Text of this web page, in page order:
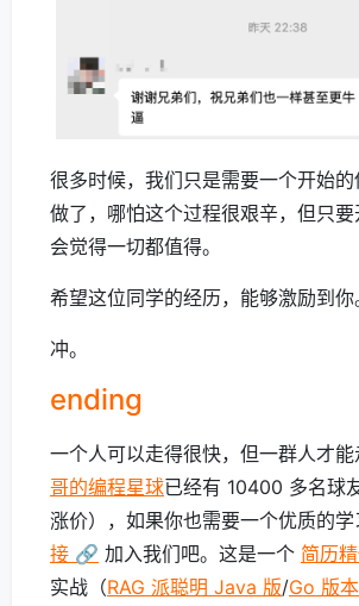
很多时候，我们只是需要一个开始
做了，哪怕这个过程很艰辛，但只
会觉得一切都值得。
希望这位同学的经历，能够激励到你
冲。
ending
一个人可以走得很快，但一群人才能
哥的编程星球已经有 10400 多名球
涨价），如果你也需要一个优质的学
接 🔗 加入我们吧。这是一个 简历
实战（RAG 派聪明 Java 版/Go 版本